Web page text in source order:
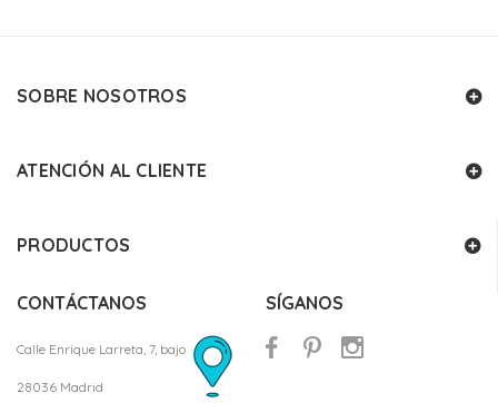
SOBRE NOSOTROS
ATENCIÓN AL CLIENTE
PRODUCTOS
CONTÁCTANOS
Calle Enrique Larreta, 7, bajo
28036 Madrid
SÍGANOS